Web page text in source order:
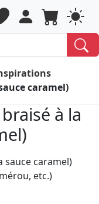
caramel)
à la
etc.)